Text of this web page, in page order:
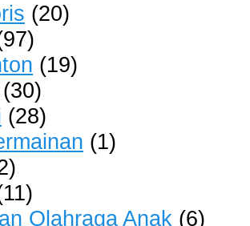
(20)
(19)
(30)
(28)
(1)
Olahraga Anak (6)